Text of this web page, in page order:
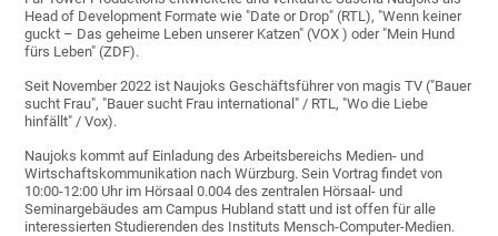
Head of Development Formate wie "Date or Drop" (RTL), "Wenn keiner
guckt – Das geheime Leben unserer Katzen" (VOX ) oder "Mein Hund
fürs Leben" (ZDF).
Seit November 2022 ist Naujoks Geschäftsführer von magis TV ("Bauer
sucht Frau", "Bauer sucht Frau international" / RTL, "Wo die Liebe
hinfällt" / Vox).
Naujoks kommt auf Einladung des Arbeitsbereichs Medien- und
Wirtschaftskommunikation nach Würzburg. Sein Vortrag findet von
10:00-12:00 Uhr im Hörsaal 0.004 des zentralen Hörsaal- und
Seminargebäudes am Campus Hubland statt und ist offen für alle
interessierten Studierenden des Instituts Mensch-Computer-Medien.